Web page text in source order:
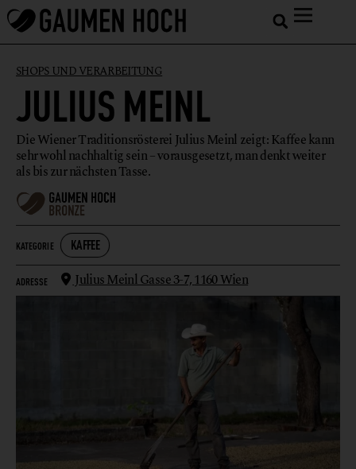
SHOPS UND VERARBEITUNG
JULIUS MEINL
Die Wiener Traditionsrösterei Julius Meinl zeigt: Kaffee kann
sehr wohl nachhaltig sein – vorausgesetzt, man denkt weiter
als bis zur nächsten Tasse.
KATEGORIE KAFFEE
ADRESSE Julius Meinl Gasse 3-7,1160 Wien